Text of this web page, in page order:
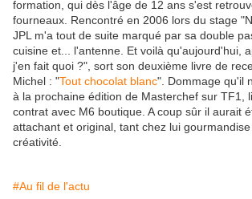
formation, qui dès l'âge de 12 ans s'est
fourneaux. Rencontré en 2006 lors du stage
JPL m'a tout de suite marqué par sa double
cuisine et... l'antenne. Et voilà qu'aujourd'hui,
j'en fait quoi ?", sort son deuxième livre de
Michel : "Tout chocolat blanc". Dommage qu'il
à la prochaine édition de Masterchef sur TF1,
contrat avec M6 boutique. A coup sûr il aurait
attachant et original, tant chez lui
créativité.
#Au fil de l'actu